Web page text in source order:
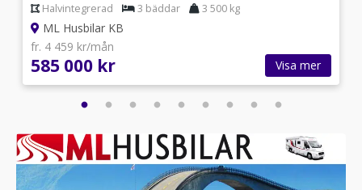
Halvintegrerad 3 bäddar 3 500 kg
ML Husbilar KB
fr. 4 459 kr/mån
585 000 kr Visa mer